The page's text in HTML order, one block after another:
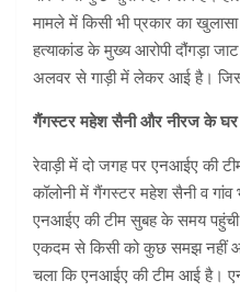
मामले में किसी भी प्रकार का खुलासा
हत्याकांड के मुख्य आरोपी दौंगड़ा जाट
अलवर से गाड़ी में लेकर आई है।
गैंगस्टर महेश सैनी और नीरज के
रेवाड़ी में दो जगह पर एनआईए की
कॉलोनी में गैंगस्टर महेश सैनी व गांव
एनआईए की टीम सुबह के समय
एकदम से किसी को कुछ समझ नहीं
चला कि एनआईए की टीम आई है।